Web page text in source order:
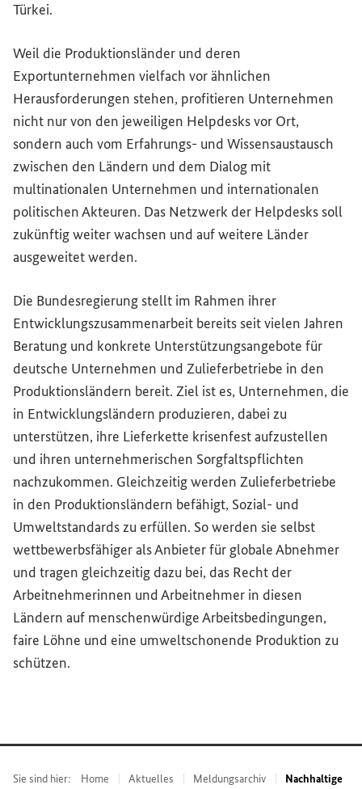
Türkei.
Weil die Produktionsländer und deren
Exportunternehmen vielfach vor ähnlichen
Herausforderungen stehen, profitieren Unternehmen
nicht nur von den jeweiligen Helpdesksvor Ort,
sondern auch vom Erfahrungs- und Wissensaustausch
zwischen den Ländern und dem Dialog mit
multinationalen Unternehmen und internationalen
politischen Akteuren. Das Netzwerk der Helpdesks soll
zukünftig weiter wachsen und auf weitere Länder
ausgeweitet werden.
Die Bundesregierung stellt im Rahmen ihrer
Entwicklungszusammenarbeit bereits seit vielen Jahren
Beratung und konkrete Unterstützungsangebote für
deutsche Unternehmen und Zulieferbetriebe in den
Produktionsländern bereit. Ziel ist es, Unternehmen, die
in Entwicklungsländern produzieren, dabei zu
unterstützen, ihre Lieferkette krisenfest aufzustellen
und ihren unternehmerischen Sorgfaltspflichten
nachzukommen. Gleichzeitig werden Zulieferbetriebe
in den Produktionsländern befähigt, Sozial- und
Umweltstandards zu erfüllen. So werden sie selbst
wettbewerbsfähiger als Anbieter für globale Abnehmer
und tragen gleichzeitig dazu bei, das Recht der
Arbeitnehmerinnen und Arbeitnehmer in diesen
Ländern auf menschenwürdige Arbeitsbedingungen,
faire Löhne und eine umweltschonende Produktion zu
schützen.
Sie sind hier: Home Aktuelles Meldungsarchiv
Nachhaltige